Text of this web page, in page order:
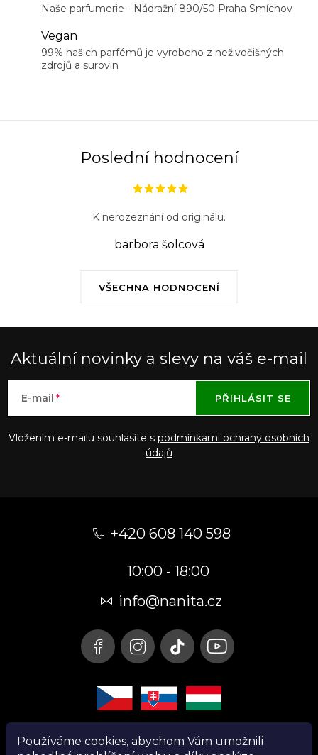
Používáme cookies, abychom Vám umožnili
Naše parfumerie - Nádražní 890/50 Praha Smíchov
Vegan
99% našich parfémů je vyrobeno z neživočišných
zdrojů a surovin
Poslední hodnocení
VŠECHNA HODNOCENÍ
K nerozeznání od originálu.
barbora šolcová
Aktuální novinky a slevy na váš e-mail
E-mail
Vložením e-mailu souhlasíte s podmínkami ochrany osobních
údajů
PŘIHLÁSIT SE
+420 608 140 598
10:00 - 18:00
info@nanita.cz